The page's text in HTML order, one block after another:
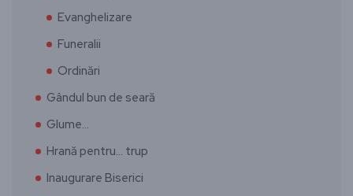
Evanghelizare
Funeralii
Ordinări
Gândul bun de seară
Glume…
Hrană pentru… trup
Inaugurare Biserici